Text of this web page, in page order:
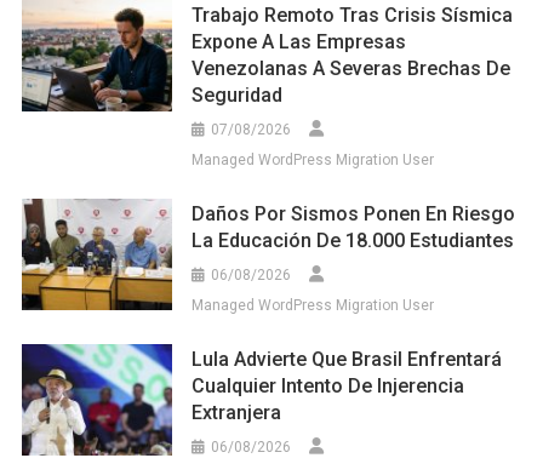
Trabajo Remoto Tras Crisis Sísmica
Expone A Las Empresas
Venezolanas A Severas Brechas De
Seguridad
07/08/2026
Managed WordPress Migration User
Daños Por Sismos Ponen En Riesgo
La Educación De 18.000 Estudiantes
06/08/2026
Managed WordPress Migration User
Lula Advierte Que Brasil Enfrentará
Cualquier Intento De Injerencia
Extranjera
06/08/2026